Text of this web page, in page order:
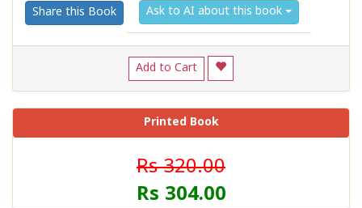
Share this Book Ask to AI about this book
Add to Cart
Printed Book
Rs 320.00
Rs 304.00